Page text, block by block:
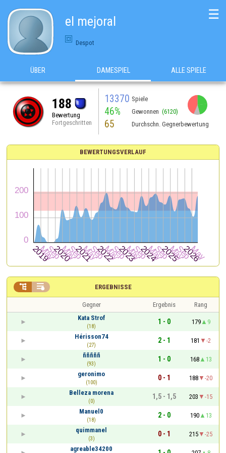
el mejoral
Despot
☰
ÜBER DAMESPIEL ALLE SPIELE
188
Bewertung
Fortgeschritten
13370 Spiele
46% Gewonnen (6120)
65 Durchschn. Gegnerbewertung
BEWERTUNGSVERLAUF
ERGEBNISSE
 
Gegner Ergebnis
Rang
Kata Strof
(18)
1 - 0 179
9
Hérisson74
(27)
2 - 1 181
-2
ñññññ
(93)
1 - 0 168
13
geronimo
(100)
0 - 1 188
-20
Belleza morena
(0)
1,5 - 1,5 203
-15
Manuel0
(18)
2 - 0 190
13
quimmanel
(3)
0 - 1 215
-25
agreable34200